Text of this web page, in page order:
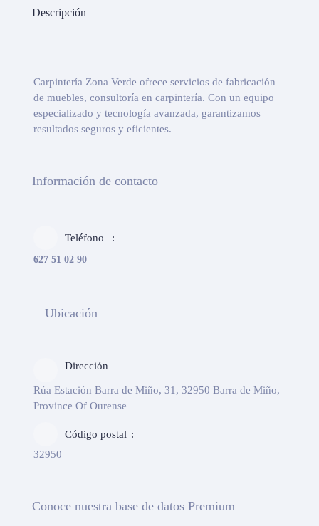
Descripción
Carpintería Zona Verde ofrece servicios de fabricación
de muebles, consultoría en carpintería. Con un equipo
especializado y tecnología avanzada, garantizamos
resultados seguros y eficientes.
Información de contacto
Teléfono
627 51 02 90
Ubicación
Dirección
Rúa Estación Barra de Miño, 31, 32950 Barra de Miño,
Province Of Ourense
Código postal
32950
Conoce nuestra base de datos Premium